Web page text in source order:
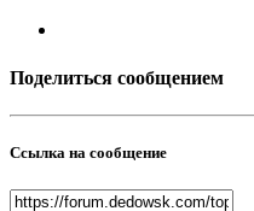
Поделиться сообщением
Ссылка на сообщение